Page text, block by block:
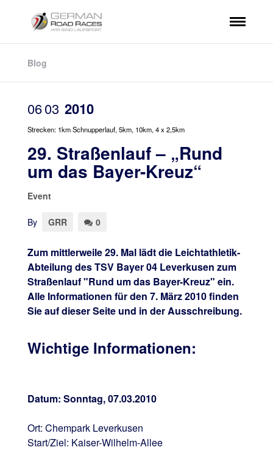
Blog
0603 2010
Strecken: 1km Schnupperlauf, 5km, 10km, 4 x 2,5km
29. Straßenlauf – „Rund
um das Bayer-Kreuz“
Event
By GRR 0
Zum mittlerweile 29. Mal lädt die Leichtathletik-
Abteilung des TSV Bayer 04 Leverkusen zum
Straßenlauf "Rund um das Bayer-Kreuz" ein.
Alle Informationen für den 7. März 2010 finden
Sie auf dieser Seite und in der Ausschreibung.
Wichtige Informationen:
Datum: Sonntag, 07.03.2010
Ort: Chempark Leverkusen
Start/Ziel: Kaiser-Wilhelm-Allee